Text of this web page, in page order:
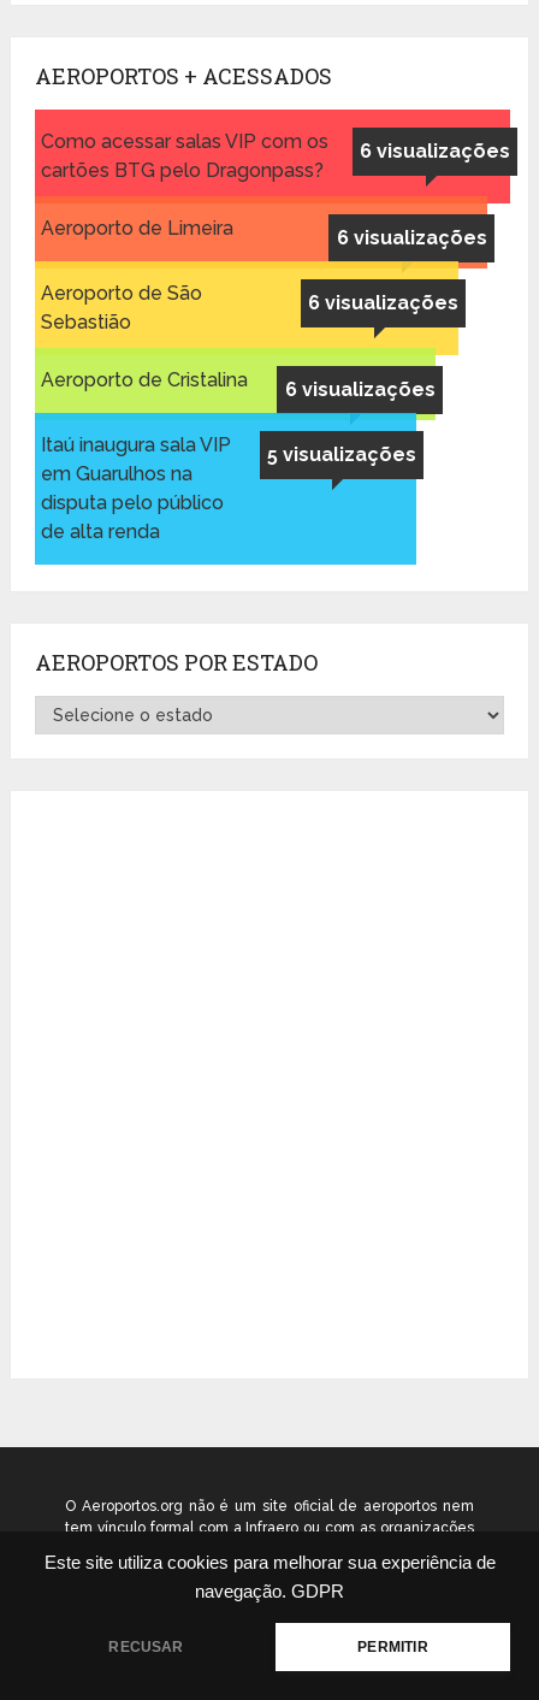
Este site utiliza cookies para melhorar sua experiência de
navegação. GDPR
RECUSAR PERMITIR
AEROPORTOS + ACESSADOS
6 visualizações
Como acessar salas VIP com os
cartões BTG pelo Dragonpass?
6 visualizações
Aeroporto de Limeira
6 visualizações
Aeroporto de São
Sebastião
6 visualizações
Aeroporto de Cristalina
5 visualizações
Itaú inaugura sala VIP
em Guarulhos na
disputa pelo público
de alta renda
AEROPORTOS POR ESTADO
Aeroportos
por
O Aeroportos.org não é um site oficial de aeroportos nem
tem vínculo formal com a Infraero ou com as organizações
como um guia independente de informação voltado ao
público geral. © 2026 aeroportos.org – Todos os direitos